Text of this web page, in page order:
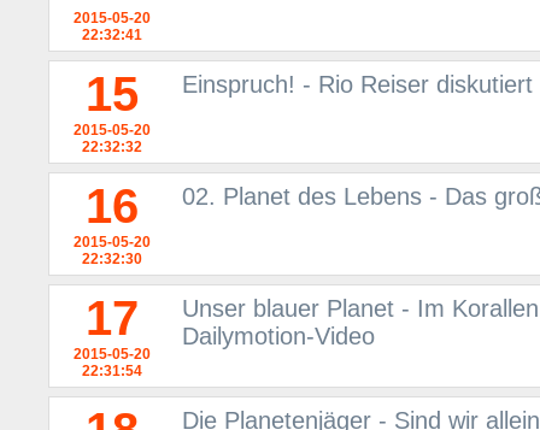
2015-05-20
22:32:41
15
2015-05-20
22:32:32
Einspruch! - Rio Reiser
16
2015-05-20
22:32:30
02. Planet des Lebens - Das
17
2015-05-20
22:31:54
Unser blauer Planet - Im
Dailymotion-Video
Die Planetenjäger - Sind wir